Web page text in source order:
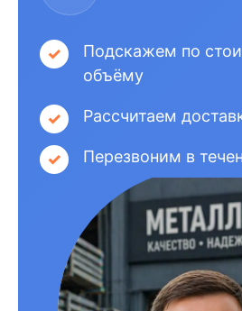
Подскажем по
объёму
Рассчитаем
Перезвоним в